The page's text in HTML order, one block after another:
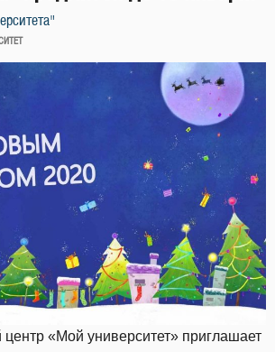
«Мой университет» приглашает